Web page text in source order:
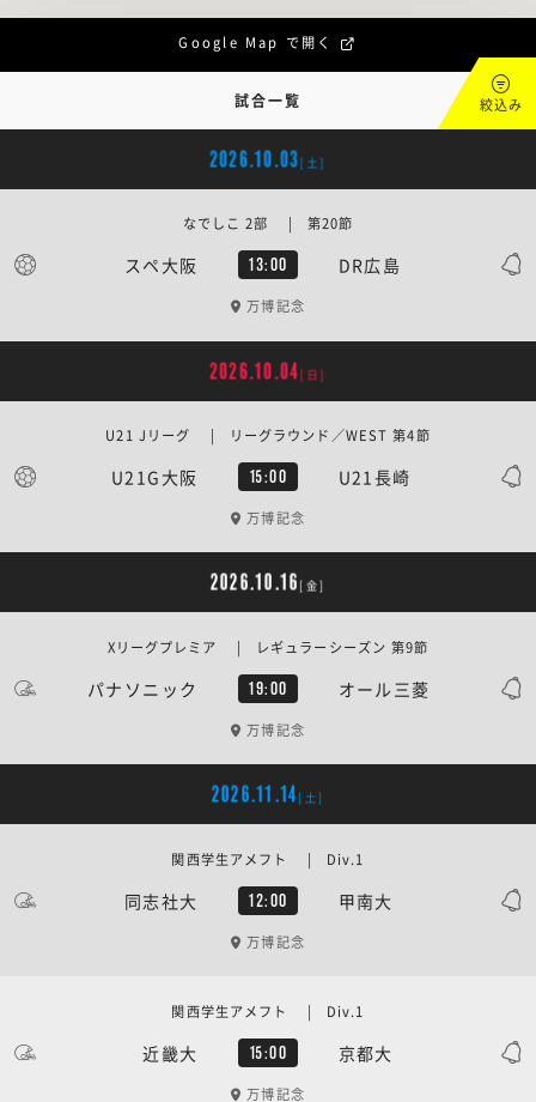
Google Map で開く
試合一覧 絞込み
2026.10.03[土]
スペ大阪 13:00 DR広島
なでしこ 2部 | 第20節
万博記念
2026.10.04[日]
U21G大阪 15:00 U21長崎
U21 Jリーグ | リーグラウンド／WEST 第4節
万博記念
2026.10.16 [金]
パナソニック 19:00 オール三菱
Xリーグプレミア | レギュラーシーズン 第9節
万博記念
2026.11.14 [土]
同志社大 12:00 甲南大
関西学生アメフト | Div.1
万博記念
近畿大 15:00 京都大
関西学生アメフト | Div.1
万博記念